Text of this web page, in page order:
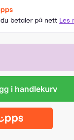
i handlekurv